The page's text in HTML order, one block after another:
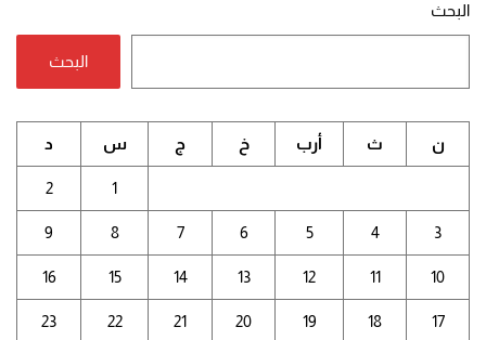
البحث
البحث
ن ث أرب خ ج س د
1
2
3
4
5
6
7
8
9
10
11
12
13
14
15
16
17
18
19
20
21
22
23